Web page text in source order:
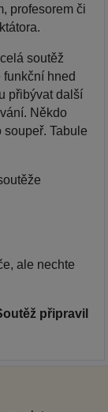
profesorem či
soutěž
hned
přibývat další
Někdo
Tabule
ale nechte
připravil